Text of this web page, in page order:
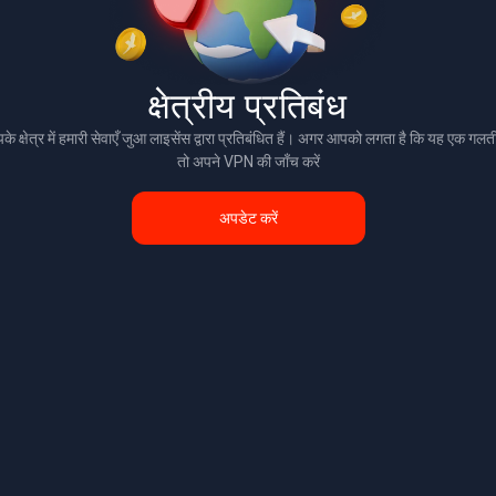
क्षेत्रीय प्रतिबंध
क्षेत्र में हमारी सेवाएँ जुआ लाइसेंस द्वारा प्रतिबंधित हैं। अगर आपको लगता है कि यह एक
तो अपने VPN की जाँच करें
अपडेट करें